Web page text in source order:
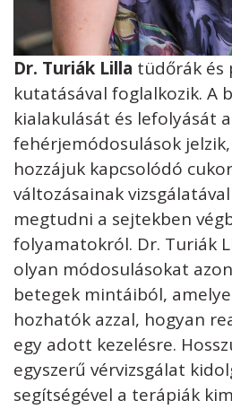
Dr. Turiák Lilla tüdőrák és
kutatásával foglalkozik. A
kialakulását és lefolyását
fehérjemódosulások
hozzájuk kapcsolódó
változásainak
megtudni a sejtekben
folyamatokról. Dr. Turiák
olyan módosulásokat
betegek mintáiból,
hozhatók azzal, hogyan
egy adott kezelésre.
egyszerű vérvizsgálat
segítségével a terápiák